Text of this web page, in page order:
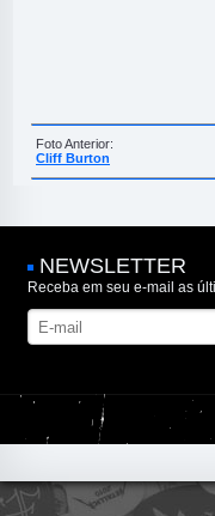
Foto Anterior:
Cliff Burton
NEWSLETTER
Receba em seu e-mail as